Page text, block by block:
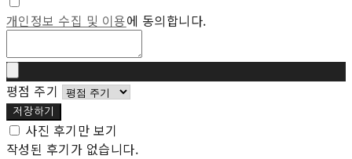
개인정보 수집 및 이용에 동의합니다.
평점 주기
저장하기
사진 후기만 보기
작성된 후기가 없습니다.